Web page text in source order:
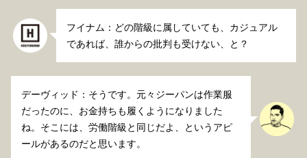
フイナム：どの階級に属していても、カジュアル
であれば、誰からの批判も受けない、と？
デーヴィッド：そうです。元々ジーパンは作業服
だったのに、お金持ちも履くようになりました
ね。そこには、労働階級と同じだよ、というアピ
ールがあるのだと思います。